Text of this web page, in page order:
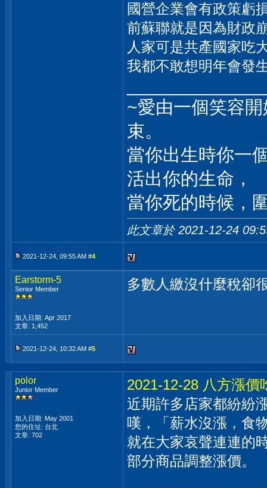
國營企業會有政策虧
前蘇聯就是因為財政
人家可是共產國家吃
我都不敢想明年會發
~愛由一個笑容
束。
當你出生時你一
活出你的生命，
當你死的時候，
此文章於 2021-12-24
2021-12-24, 09:55 AM #4
Earstorm-5
Senior Member
加入日期: Apr 2017
文章: 1,452
多數人繳沒什麼稅卻
2021-12-24, 10:32 AM #5
polor
Junior Member
加入日期: May 2001
您的住址: 台北
文章: 702
2021-12-28 八方漲
近期許多店家都紛紛
嘆，「薪水沒漲，食
就在大家哀聲連連的
部分商品調整漲價。